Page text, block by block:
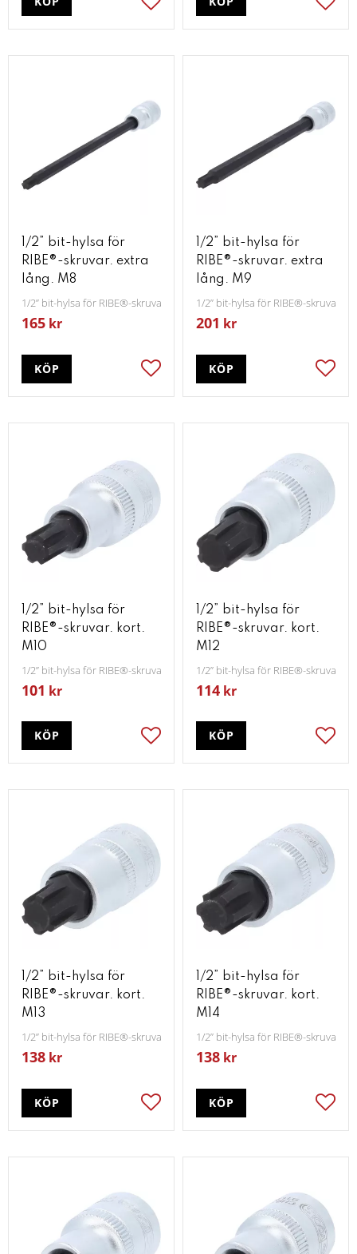
Lägg till i favoriter
1/2” bit-hylsa för
RIBE®-skruvar. extra
lång. M8
1/2” bit-hylsa för RIBE®-skruvar. extra lång. M8
165 kr
Lägg till i favoriter
KÖP
1/2” bit-hylsa för
RIBE®-skruvar. extra
lång. M9
1/2” bit-hylsa för RIBE®-skruvar.
201 kr
KÖP
1/2” bit-hylsa för
RIBE®-skruvar. kort.
M10
1/2” bit-hylsa för RIBE®-skruvar. kort. M10
101 kr
Lägg till i favoriter
KÖP
1/2” bit-hylsa för
RIBE®-skruvar. kort.
M12
1/2” bit-hylsa för RIBE®-skruvar.
114 kr
KÖP
1/2” bit-hylsa för
RIBE®-skruvar. kort.
M13
1/2” bit-hylsa för RIBE®-skruvar. kort. M13
138 kr
Lägg till i favoriter
KÖP
1/2” bit-hylsa för
RIBE®-skruvar. kort.
M14
1/2” bit-hylsa för RIBE®-skruvar.
138 kr
KÖP